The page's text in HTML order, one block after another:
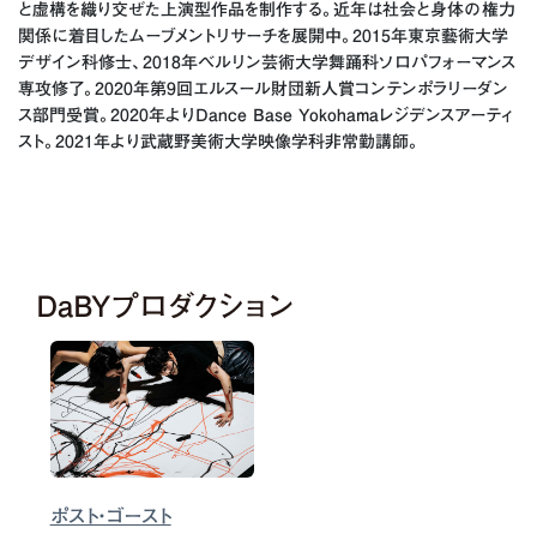
と虚構を織り交ぜた上演型作品を制作する。近年は社会と身体の権力
関係に着目したムーブメントリサーチを展開中。2015年東京藝術大学
デザイン科修士、2018年ベルリン芸術大学舞踊科ソロパフォーマンス
専攻修了。2020年第9回エルスール財団新人賞コンテンポラリーダン
ス部門受賞。2020年よりDance Base Yokohamaレジデンスアーティ
スト。2021年より武蔵野美術大学映像学科非常勤講師。
DaBYプロダクション
ポスト・ゴースト